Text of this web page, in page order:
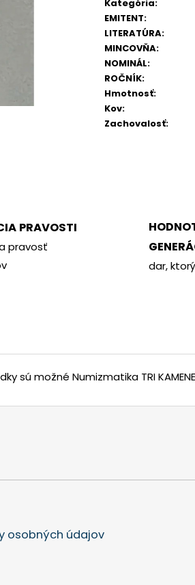
Kategória:
EMITENT:
LITERATÚRA:
MINCOVŇA:
NOMINÁL:
ROČNÍK:
Hmotnosť:
Kov:
Zachovalosť:
PRAVOSTI
pravosť
dar,
sú možné Numizmatika TRI
osobných údajov